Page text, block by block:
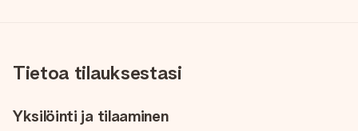
Tietoa tilauksestasi
Yksilöinti ja tilaaminen